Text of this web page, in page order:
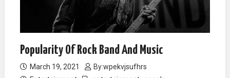
Popularity Of Rock Band And Music
March 19, 2021 By:wpekvjsufhrs